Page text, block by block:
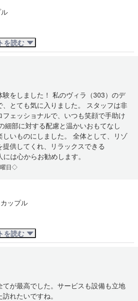
を読む
験をしました！ 私のヴィラ（303）のデ
とても気に入りました。 スタッフは非
ェッショナルで、いつも笑顔で手助け
細部に対する配慮と温かいおもてなし
いものにしました。 全体として、リゾ
供してくれ、リラックスできる
は心からお勧めします。
日◇
カップル
を読む
が最高でした。サービスも設備も立地
れたいですね。